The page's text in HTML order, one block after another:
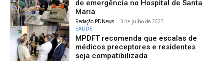
de emergência no Hospital de Santa
Maria
Redação PDNews - 3 de julho de 2023
SAÚDE
MPDFT recomenda que escalas de
médicos preceptores e residentes
seja compatibilizada